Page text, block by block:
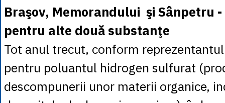
Braşov, Memorandului şi Sânpetru -
pentru alte două substanţe
Tot anul trecut, conform
pentru poluantul hidrogen sulfurat
descompunerii unor materii organice,